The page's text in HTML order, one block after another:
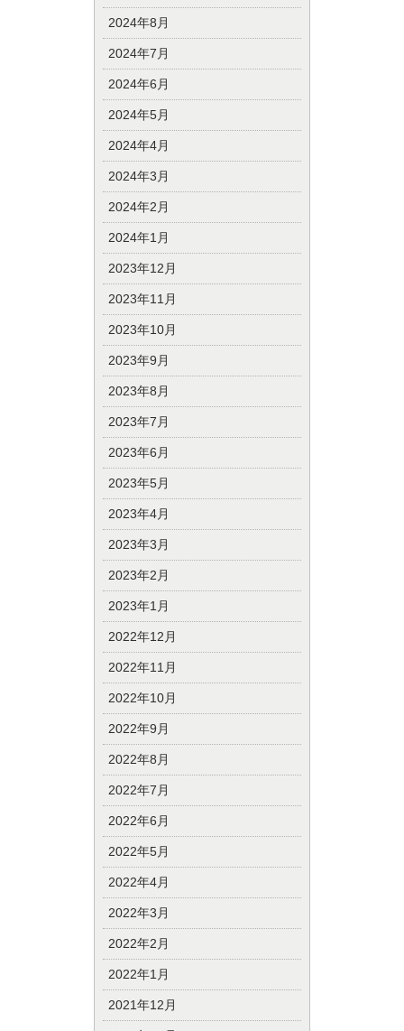
2024年8月
2024年7月
2024年6月
2024年5月
2024年4月
2024年3月
2024年2月
2024年1月
2023年12月
2023年11月
2023年10月
2023年9月
2023年8月
2023年7月
2023年6月
2023年5月
2023年4月
2023年3月
2023年2月
2023年1月
2022年12月
2022年11月
2022年10月
2022年9月
2022年8月
2022年7月
2022年6月
2022年5月
2022年4月
2022年3月
2022年2月
2022年1月
2021年12月